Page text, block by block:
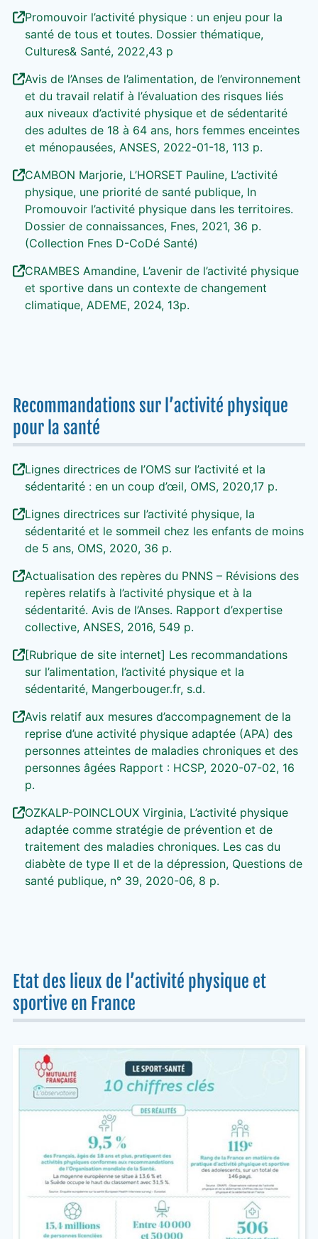
Promouvoir l’activité physique : un enjeu pour la
santé de tous et toutes. Dossier thématique,
Cultures& Santé, 2022,43 p
Avis de l’Anses de l’alimentation, de l’environnement
et du travail relatif à l’évaluation des risques liés
aux niveaux d’activité physique et de sédentarité
des adultes de 18 à 64 ans, hors femmes enceintes
et ménopausées, ANSES, 2022-01-18, 113 p.
CAMBON Marjorie, L’HORSET Pauline, L’activité
physique, une priorité de santé publique, In
Promouvoir l’activité physique dans les territoires.
Dossier de connaissances, Fnes, 2021, 36 p.
(Collection Fnes D-CoDé Santé)
CRAMBES Amandine, L’avenir de l’activité physique
et sportive dans un contexte de changement
climatique, ADEME, 2024, 13p.
Recommandations sur l’activité physique
pour la santé
Lignes directrices de l’OMS sur l’activité et la
sédentarité : en un coup d’œil, OMS, 2020,17 p.
Lignes directrices sur l’activité physique, la
sédentarité et le sommeil chez les enfants de moins
de 5 ans, OMS, 2020, 36 p.
Actualisation des repères du PNNS – Révisions des
repères relatifs à l’activité physique et à la
sédentarité. Avis de l’Anses. Rapport d’expertise
collective, ANSES, 2016, 549 p.
[Rubrique de site internet] Les recommandations
sur l’alimentation, l’activité physique et la
sédentarité, Mangerbouger.fr, s.d.
Avis relatif aux mesures d’accompagnement de la
reprise d’une activité physique adaptée (APA) des
personnes atteintes de maladies chroniques et des
personnes âgées Rapport : HCSP, 2020-07-02, 16
p.
OZKALP-POINCLOUX Virginia, L’activité physique
adaptée comme stratégie de prévention et de
traitement des maladies chroniques. Les cas du
diabète de type II et de la dépression, Questions de
santé publique, n° 39, 2020-06, 8 p.
Etat des lieux de l’activité physique et
sportive en France